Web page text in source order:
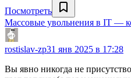
Посмотреть
Массовые увольнения в IT —
rostislav-zp31 янв 2025 в 17:28
Вы явно никогда не